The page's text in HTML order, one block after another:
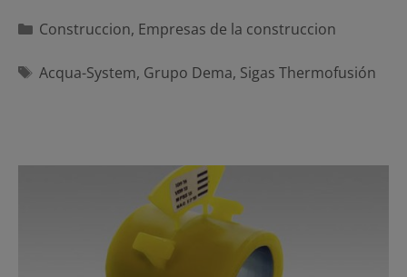
Categorías
Construccion, Empresas de la construccion
Etiquetas
Acqua-System, Grupo Dema, Sigas Thermofusión